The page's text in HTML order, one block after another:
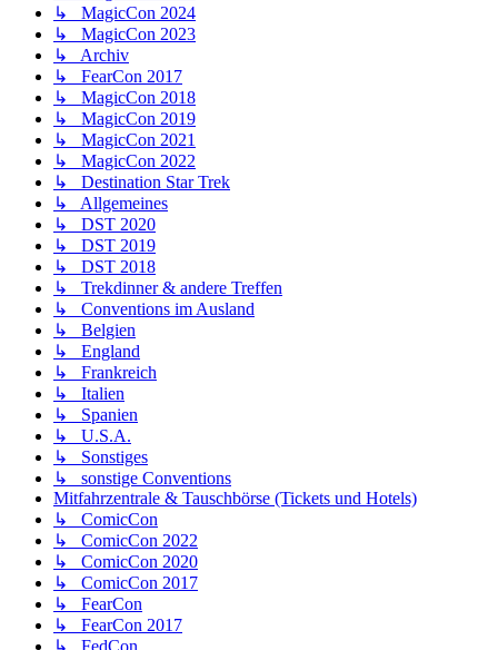
↳ MagicCon 2024
↳ MagicCon 2023
↳ Archiv
↳ FearCon 2017
↳ MagicCon 2018
↳ MagicCon 2019
↳ MagicCon 2021
↳ MagicCon 2022
↳ Destination Star Trek
↳ Allgemeines
↳ DST 2020
↳ DST 2019
↳ DST 2018
↳ Trekdinner & andere Treffen
↳ Conventions im Ausland
↳ Belgien
↳ England
↳ Frankreich
↳ Italien
↳ Spanien
↳ U.S.A.
↳ Sonstiges
↳ sonstige Conventions
Mitfahrzentrale & Tauschbörse (Tickets und Hotels)
↳ ComicCon
↳ ComicCon 2022
↳ ComicCon 2020
↳ ComicCon 2017
↳ FearCon
↳ FearCon 2017
↳ FedCon